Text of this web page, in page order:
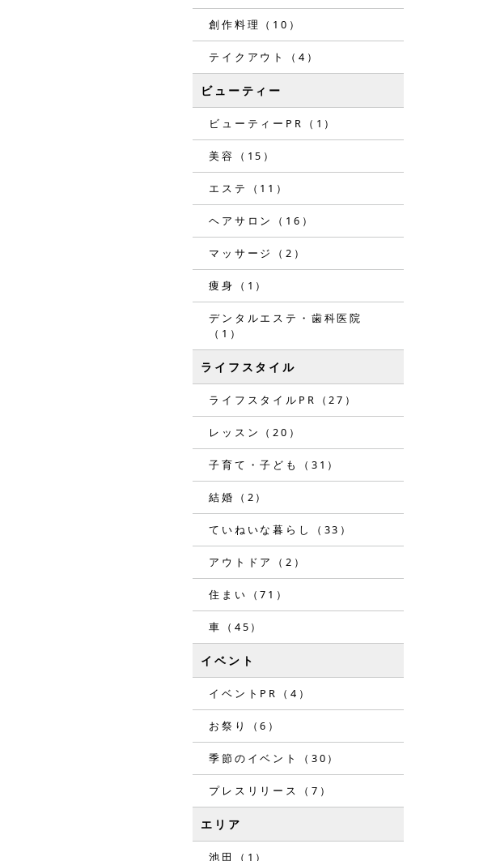
創作料理（10）
テイクアウト（4）
ビューティー
ビューティーPR（1）
美容（15）
エステ（11）
ヘアサロン（16）
マッサージ（2）
痩身（1）
デンタルエステ・歯科医院
（1）
ライフスタイル
ライフスタイルPR（27）
レッスン（20）
子育て・子ども（31）
結婚（2）
ていねいな暮らし（33）
アウトドア（2）
住まい（71）
車（45）
イベント
イベントPR（4）
お祭り（6）
季節のイベント（30）
プレスリリース（7）
エリア
池田（1）